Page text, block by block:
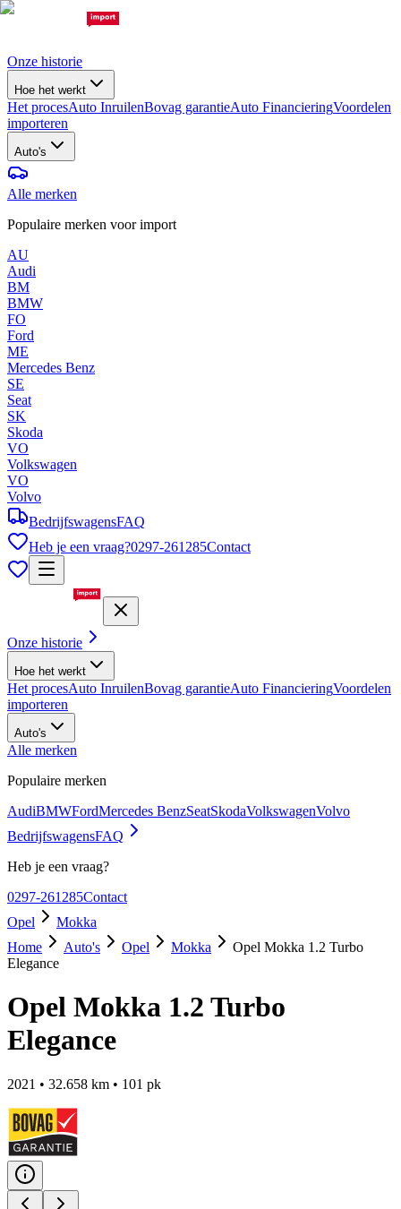
Onze historie
Hoe het werkt
Het procesAuto InruilenBovag garantieAuto FinancieringVoordelen
importeren
Auto's
Alle merken
Populaire merken voor import
AU
Audi
BM
BMW
FO
Ford
ME
Mercedes Benz
SE
Seat
SK
Skoda
VO
Volkswagen
VO
Volvo
BedrijfswagensFAQ
Heb je een vraag?0297-261285Contact
Onze historie
Hoe het werkt
Het procesAuto InruilenBovag garantieAuto FinancieringVoordelen
importeren
Auto's
Alle merken
Populaire merken
AudiBMWFordMercedes BenzSeatSkodaVolkswagenVolvo
BedrijfswagensFAQ
Heb je een vraag?
0297-261285Contact
Opel
Mokka
Home
Auto's Opel Mokka
Opel Mokka 1.2 Turbo
Elegance
Opel Mokka 1.2 Turbo
Elegance
2021 • 32.658 km • 101 pk